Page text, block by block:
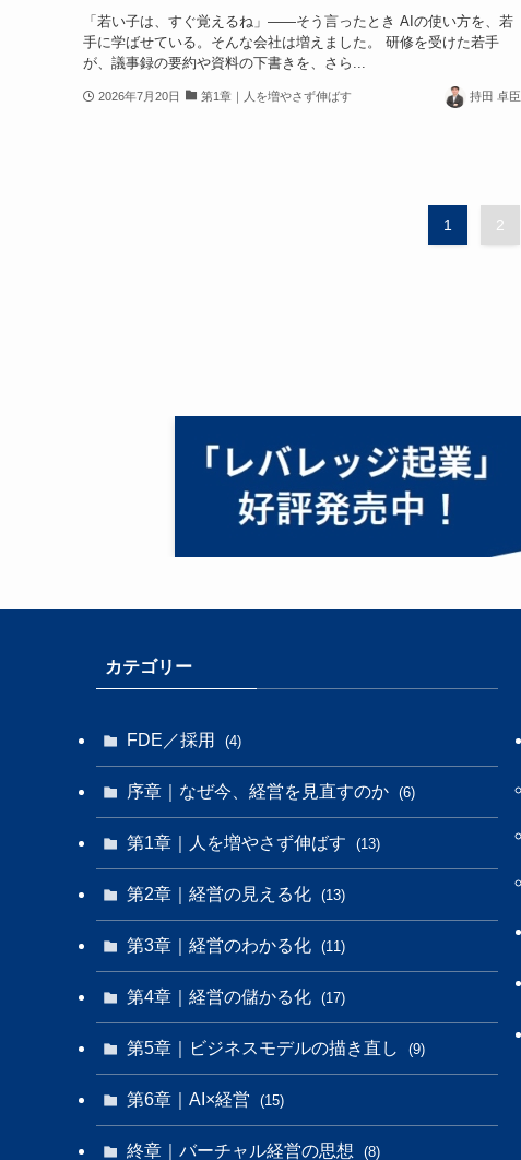
「若い子は、すぐ覚えるね」——そう言ったとき AIの使い方を、若
手に学ばせている。そんな会社は増えました。 研修を受けた若手
が、議事録の要約や資料の下書きを、さら...
2026年7月20日 第1章｜人を増やさず伸ばす 持田 卓臣
1 2
カテゴリー
FDE／採用 (4)
序章｜なぜ今、経営を見直すのか (6)
第1章｜人を増やさず伸ばす (13)
第2章｜経営の見える化 (13)
第3章｜経営のわかる化 (11)
第4章｜経営の儲かる化 (17)
第5章｜ビジネスモデルの描き直し (9)
第6章｜AI×経営 (15)
終章｜バーチャル経営の思想 (8)